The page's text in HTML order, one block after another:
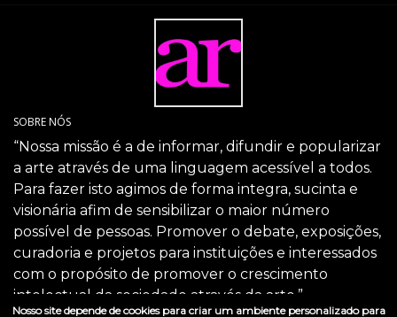
SOBRE NÓS
“Nossa missão é a de informar, difundir e popularizar
a arte através de uma linguagem acessível a todos.
Para fazer isto agimos de forma integra, sucinta e
visionária afim de sensibilizar o maior número
possível de pessoas. Promover o debate, exposições,
curadoria e projetos para instituições e interessados
com o propósito de promover o crescimento
intelectual da sociedade através da arte.”
Nosso site depende de cookies para criar um ambiente personalizado para